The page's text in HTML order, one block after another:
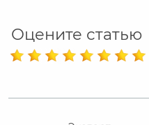
Оцените статью